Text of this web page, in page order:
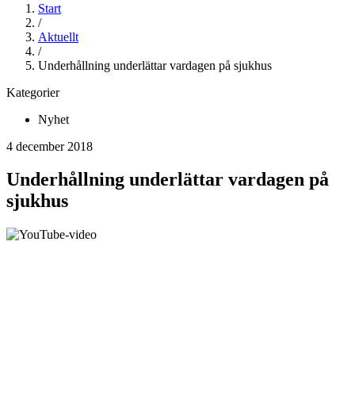
Start
/
Aktuellt
/
Underhållning underlättar vardagen på sjukhus
Kategorier
Nyhet
4 december 2018
Underhållning underlättar vardagen på
sjukhus